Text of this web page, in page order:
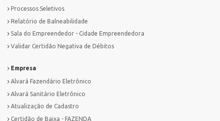
Processos Seletivos
Relatório de Balneabilidade
Sala do Empreendedor - Cidade Empreendedora
Validar Certidão Negativa de Débitos
Empresa
Alvará Fazendário Eletrônico
Alvará Sanitário Eletrônico
Atualização de Cadastro
Certidão de Baixa - FAZENDA